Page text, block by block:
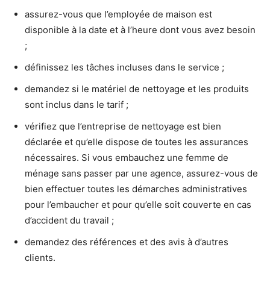
assurez-vous que l’employée de maison est
disponible à la date et à l’heure dont vous avez besoin
;
définissez les tâches incluses dans le service ;
demandez si le matériel de nettoyage et les produits
sont inclus dans le tarif ;
vérifiez que l’entreprise de nettoyage est bien
déclarée et qu’elle dispose de toutes les assurances
nécessaires. Si vous embauchez une femme de
ménage sans passer par une agence, assurez-vous de
bien effectuer toutes les démarches administratives
pour l’embaucher et pour qu’elle soit couverte en cas
d’accident du travail ;
demandez des références et des avis à d’autres
clients.